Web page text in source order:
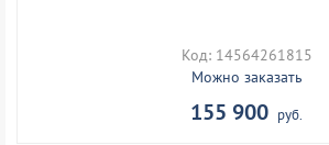
Код: 14564261815
Можно заказать
155 900 руб.